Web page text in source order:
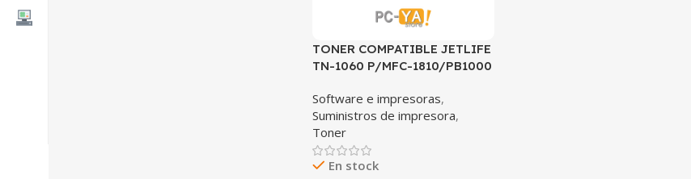
TONER COMPATIBLE JETLIFE
TN-1060 P/MFC-1810/PB1000
Software e impresoras,
Suministros de impresora,
Toner
En stock